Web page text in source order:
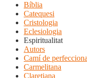
Bíblia
Catequesi
Cristologia
Eclesiologia
Espiritualitat
Autors
Camí de
Carmelitana
Claretiana